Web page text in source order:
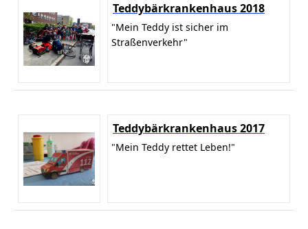
Teddybärkrankenhaus 2018
"Mein Teddy ist sicher im
Straßenverkehr"
Teddybärkrankenhaus 2017
"Mein Teddy rettet Leben!"